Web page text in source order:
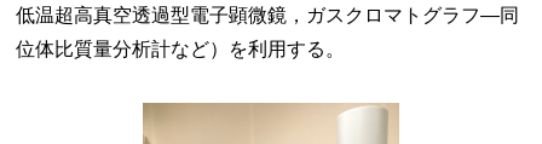
低温超高真空透過型電子顕微鏡，ガスクロマトグラフ—同
位体比質量分析計など）を利用する。